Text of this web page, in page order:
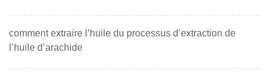
comment extraire l’huile du processus d’extraction de
l’huile d’arachide